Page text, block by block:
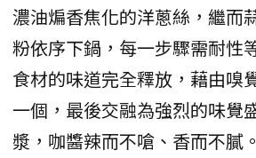
濃油煸香焦化的洋蔥絲，繼而
粉依序下鍋，每一步驟需耐性
食材的味道完全釋放，藉由嗅
一個，最後交融為強烈的味覺
漿，咖醬辣而不嗆、香而不膩